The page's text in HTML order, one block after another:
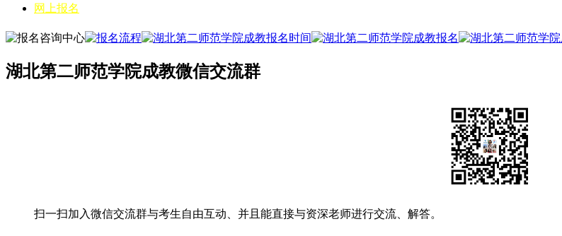
网上报名
湖北第二师范学院成教微信交流群
扫一扫加入微信交流群与考生自由互动、并且能直接与资深老师进行交流、解答。